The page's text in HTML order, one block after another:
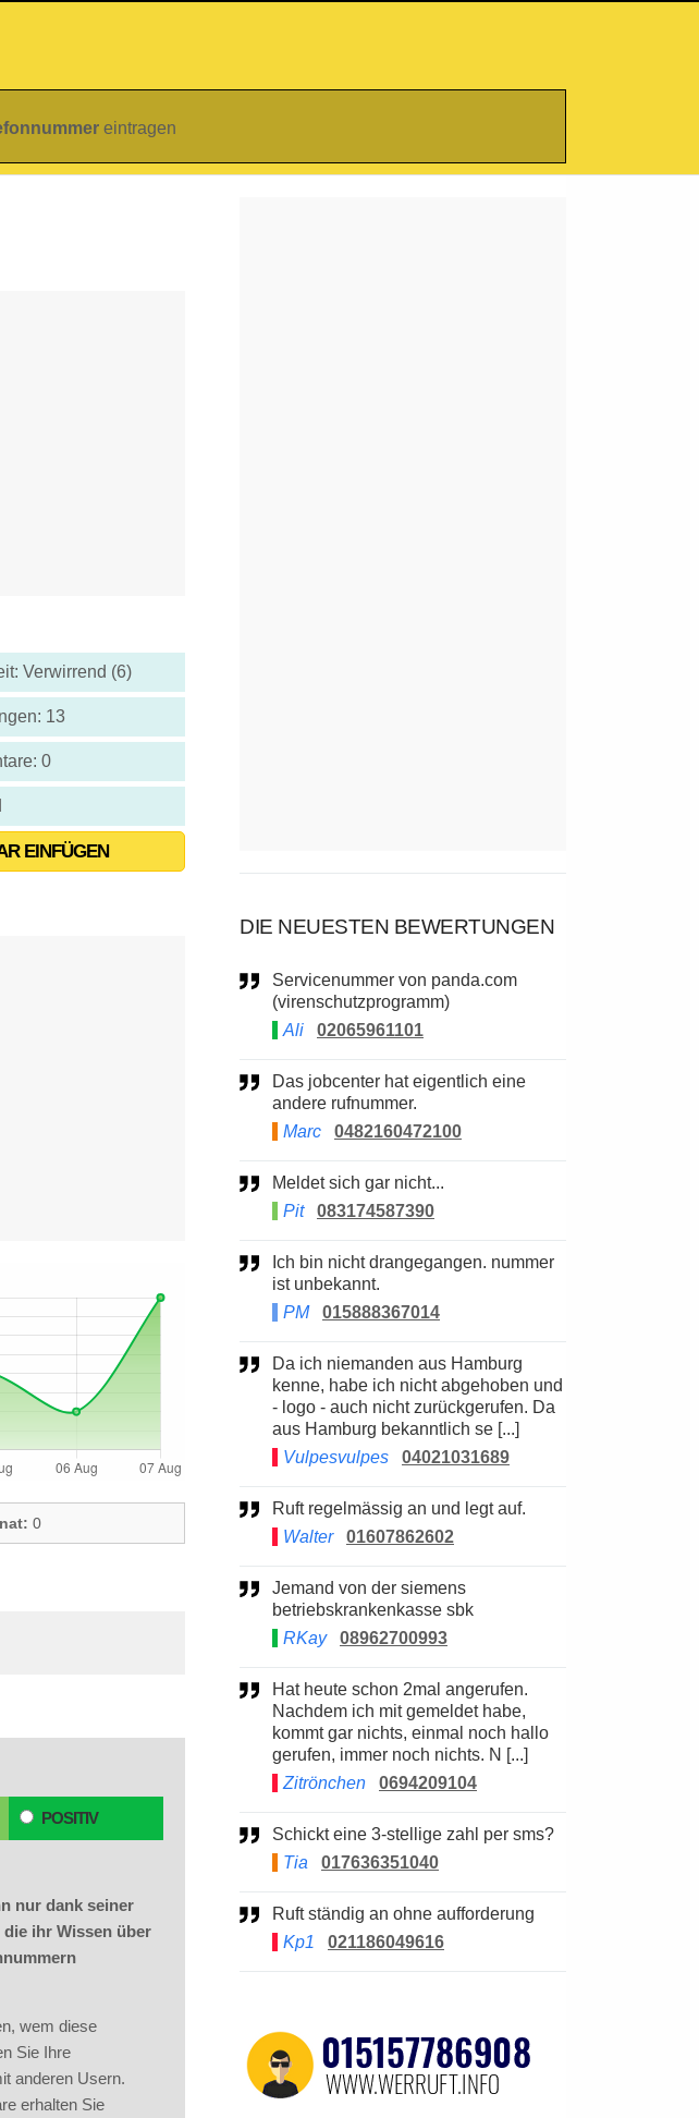
eintragen
Verwirrend (6)
13
0
EINFÜGEN
0
POSITIV
nur dank seiner
ihr Wissen über
wem diese
Sie Ihre
anderen Usern.
erhalten Sie
DIE NEUESTEN BEWERTUNGEN
Servicenummer von panda.com
(virenschutzprogramm)
Ali
02065961101
Das jobcenter hat eigentlich eine
andere rufnummer.
Marc
0482160472100
Meldet sich gar nicht...
Pit
083174587390
ist unbekannt.
PM
015888367014
Da ich niemanden aus Hamburg
kenne, habe ich nicht abgehoben und
- logo - auch nicht zurückgerufen. Da
aus Hamburg bekanntlich se [...]
Vulpesvulpes
04021031689
Ruft regelmässig an und legt auf.
Walter
01607862602
Jemand von der siemens
betriebskrankenkasse sbk
RKay
08962700993
Hat heute schon 2mal angerufen.
Nachdem ich mit gemeldet habe,
kommt gar nichts, einmal noch hallo
gerufen, immer noch nichts. N [...]
Zitrönchen
0694209104
Schickt eine 3-stellige zahl per sms?
Tia
017636351040
Ruft ständig an ohne aufforderung
Kp1
021186049616